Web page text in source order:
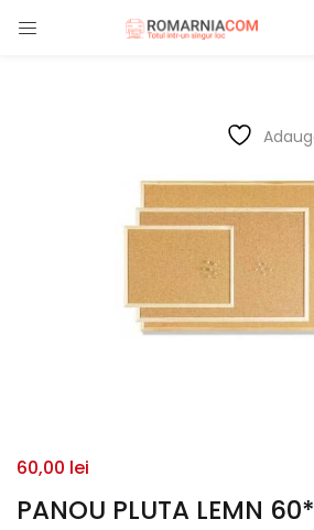
LOGIN
PANOU PLUTA LEMN
60,00 lei